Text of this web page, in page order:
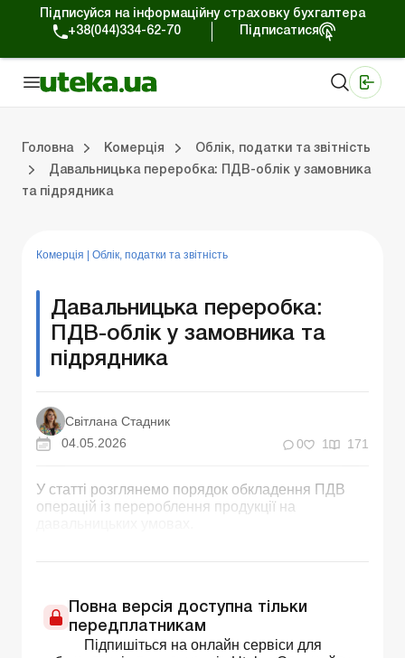
Підписуйся на інформаційну страховку бухгалтера
+38(044)334-62-70
Підписатися
Головна Комерція
Облік, податки та звiтнiсть
Давальницька переробка: ПДВ-облік у замовника
та підрядника
Комерція Облік, податки та звiтнiсть
Давальницька переробка:
ПДВ-облік у замовника та
підрядника
Світлана Стадник
04.05.2026
0 1 171
У статті розглянемо порядок обкладення ПДВ
операцій із перероблення продукції на
Повна версія доступна тільки
передплатникам
Підпишіться на онлайн сервіси для